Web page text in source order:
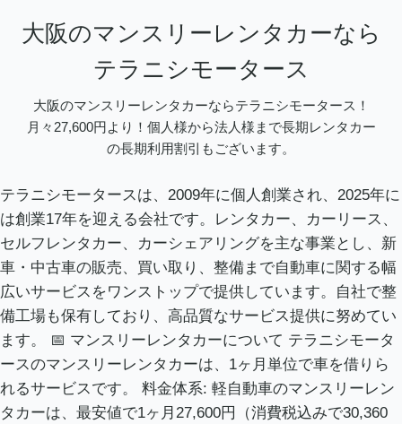
大阪のマンスリーレンタカーなら
テラニシモータース
大阪のマンスリーレンタカーならテラニシモータース！
月々27,600円より！個人様から法人様まで長期レンタカー
の長期利用割引もございます。
テラニシモータースは、2009年に個人創業され、2025年に
は創業17年を迎える会社です。レンタカー、カーリース、
セルフレンタカー、カーシェアリングを主な事業とし、新
車・中古車の販売、買い取り、整備まで自動車に関する幅
広いサービスをワンストップで提供しています。自社で整
備工場も保有しており、高品質なサービス提供に努めてい
ます。 📅 マンスリーレンタカーについて テラニシモータ
ースのマンスリーレンタカーは、1ヶ月単位で車を借りら
れるサービスです。 料金体系: 軽自動車のマンスリーレン
タカーは、最安値で1ヶ月27,600円（消費税込みで30,360